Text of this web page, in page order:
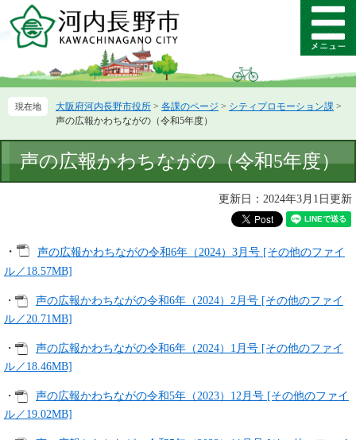
ー
先
ニ
を
て
メ
ニ
ー
大阪府河内長野市役所 > 各課のページ > シティプロモーション課 >
声の広報かわちながの（令和5年度）
文
声の広報かわちながの（令和5年度）
更新日：2024年3月1日更新
・
声の広報かわちながの令和6年（2024）3月号 [その他のファイ
ル／18.57MB]
・
声の広報かわちながの令和6年（2024）2月号 [その他のファイ
ル／20.71MB]
・
声の広報かわちながの令和6年（2024）1月号 [その他のファイ
ル／18.46MB]
・
声の広報かわちながの令和5年（2023）12月号 [その他のファイ
ル／19.02MB]